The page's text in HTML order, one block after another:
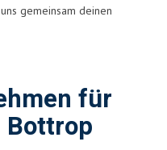
gemeinsam deinen
für
Bottrop